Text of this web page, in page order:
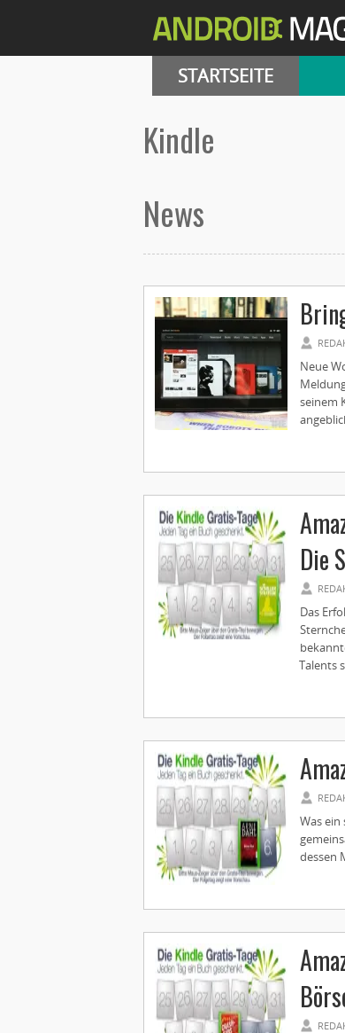
STARTSEITE
kindle
News
Neue
seinem
Die
Das
Talents
Was
dessen